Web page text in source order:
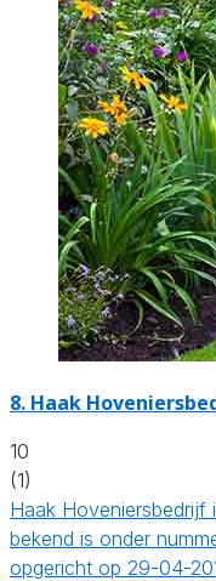
8. Haak
10
(1)
Haak Hoveniersbedrijf
bekend is onder
opgericht op 29-04-